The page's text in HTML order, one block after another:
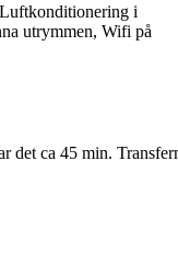
i
utrymmen, Wifi på
det ca 45 min.